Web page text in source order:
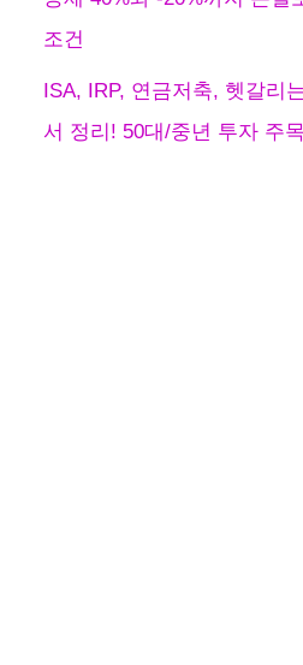
조건
ISA, IRP, 연금저축, 헷갈리
서 정리! 50대/중년 투자 주